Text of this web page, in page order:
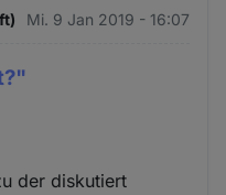
Mi. 9 Jan 2019 - 16:07
der diskutiert